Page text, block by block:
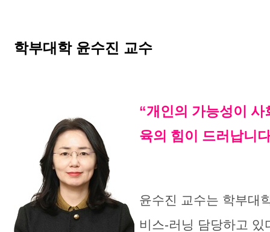
학부대학 윤수진 교수
“개인의 가능성이 사
육의 힘이 드러납니
윤수진 교수는 학부대
비스-러닝 담당하고